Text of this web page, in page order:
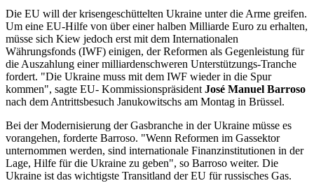
Die EU will der krisengeschüttelten Ukraine unter die Arme greifen.
Um eine EU-Hilfe von über einer halben Milliarde Euro zu erhalten,
müsse sich Kiew jedoch erst mit dem Internationalen
Währungsfonds (IWF) einigen, der Reformen als Gegenleistung für
die Auszahlung einer milliardenschweren Unterstützungs-Tranche
fordert. "Die Ukraine muss mit dem IWF wieder in die Spur
kommen", sagte EU- Kommissionspräsident José Manuel Barroso
nach dem Antrittsbesuch Janukowitschs am Montag in Brüssel.
Bei der Modernisierung der Gasbranche in der Ukraine müsse es
vorangehen, forderte Barroso. "Wenn Reformen im Gassektor
unternommen werden, sind internationale Finanzinstitutionen in der
Lage, Hilfe für die Ukraine zu geben", so Barroso weiter. Die
Ukraine ist das wichtigste Transitland der EU für russisches Gas.